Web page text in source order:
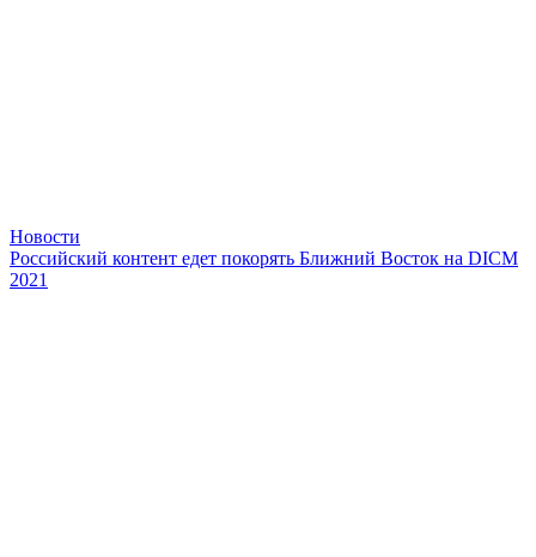
Новости
Российский контент едет покорять Ближний Восток на DICM
2021